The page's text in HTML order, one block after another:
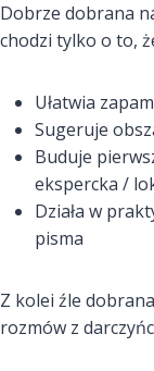
Dobrze dobrana
chodzi tylko o to,
Ułatwia
Sugeruje
Buduje
ekspercka /
Działa w
pisma
Z kolei źle
rozmów z